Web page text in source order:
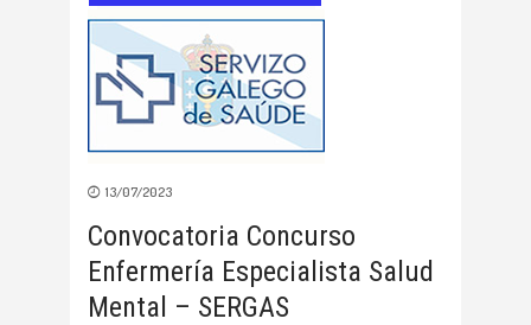
13/07/2023
Convocatoria Concurso
Enfermería Especialista Salud
Mental – SERGAS